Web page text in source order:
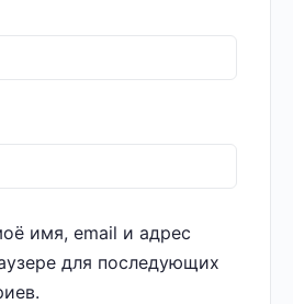
имя, email и адрес
для последующих